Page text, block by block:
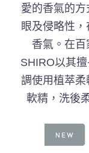
愛的香氣的
眼及侵略性
香氣。在百
SHIRO以其
調使用植萃
軟精，洗後